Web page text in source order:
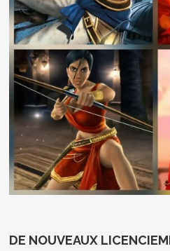
DE NOUVEAUX